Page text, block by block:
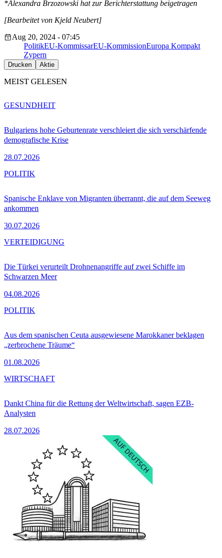
*Alexandra Brzozowski hat zur Berichterstattung beigetragen
[Bearbeitet von Kjeld Neubert]
Aug 20, 2024 - 07:45
PolitikEU-KommissarEU-KommissionEuropa Kompakt
Zypern
Drucken Aktie
MEIST GELESEN
Bulgariens hohe Geburtenrate verschleiert die sich verschärfende
demografische Krise
28.07.2026
GESUNDHEIT
Spanische Enklave von Migranten überrannt, die auf dem Seeweg
ankommen
30.07.2026
POLITIK
Die Türkei verurteilt Drohnenangriffe auf zwei Schiffe im
Schwarzen Meer
04.08.2026
VERTEIDIGUNG
Aus dem spanischen Ceuta ausgewiesene Marokkaner beklagen
„zerbrochene Träume“
01.08.2026
POLITIK
Dankt China für die Rettung der Weltwirtschaft, sagen EZB-
Analysten
28.07.2026
WIRTSCHAFT